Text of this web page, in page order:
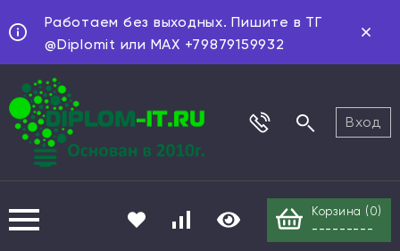
Работаем без выходных. Пишите в ТГ
@Diplomit или MAX +79879159932
Вход
Корзина ( 0)
---------